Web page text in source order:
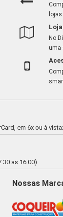
lojas.
No
uma
em 6x ou à
as 16:00)
Nossas